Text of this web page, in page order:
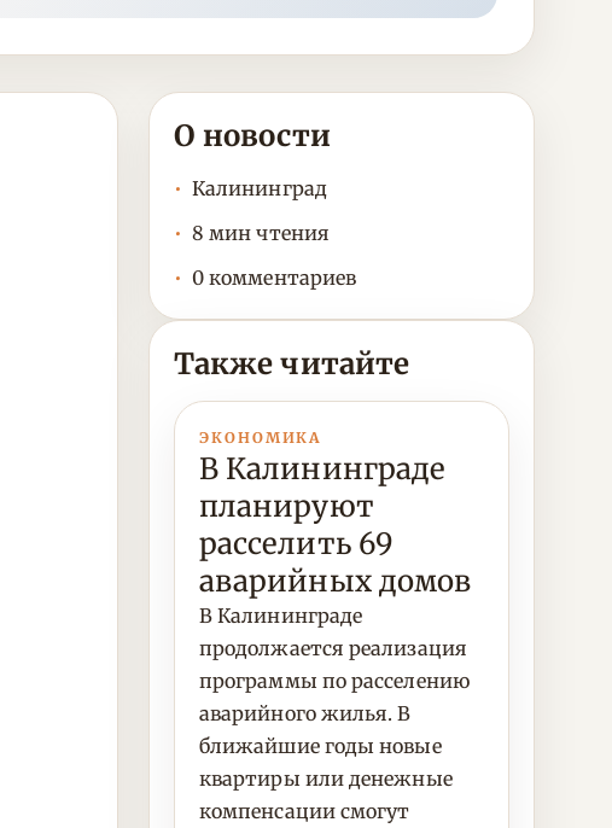
О новости
Калининград
8 мин чтения
0 комментариев
Также читайте
ЭКОНОМИКА
В Калининграде
планируют
расселить 69
аварийных домов
В Калининграде
продолжается реализация
программы по расселению
аварийного жилья. В
ближайшие годы новые
квартиры или денежные
компенсации смогут